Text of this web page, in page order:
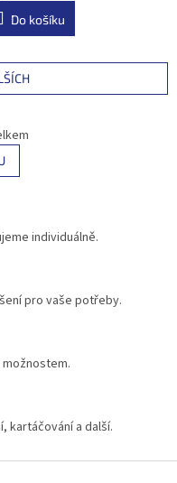
Do košíku
individuálně.
pro vaše potřeby.
kartáčování a další.